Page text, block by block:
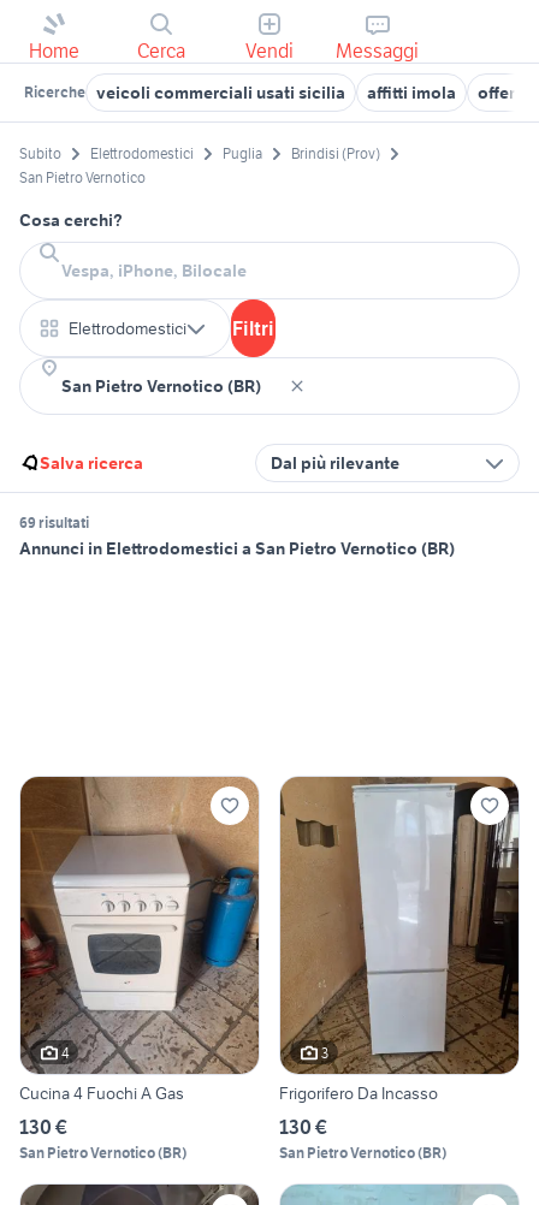
Home Cerca Vendi Messaggi
Ricerche veicoli commerciali usati sicilia affitti imola offerte
Subito Elettrodomestici Puglia
Brindisi (Prov)
San Pietro Vernotico
Cosa cerchi?
Elettrodomestici Filtri
Salva ricerca Dal più rilevante
69 risultati
Annunci in Elettrodomestici a San Pietro Vernotico (BR)
4
Cucina 4 Fuochi A Gas
130 €
San Pietro Vernotico(BR)
3
Frigorifero Da Incasso
130 €
San Pietro Vernotico(BR)